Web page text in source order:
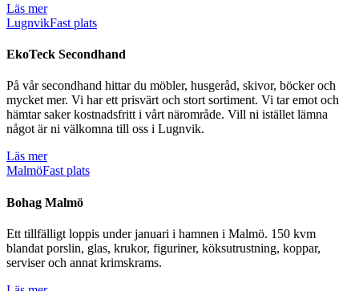
Läs mer
LugnvikFast plats
EkoTeck Secondhand
På vår secondhand hittar du möbler, husgeråd, skivor, böcker och
mycket mer. Vi har ett prisvärt och stort sortiment. Vi tar emot och
hämtar saker kostnadsfritt i vårt närområde. Vill ni istället lämna
något är ni välkomna till oss i Lugnvik.
Läs mer
MalmöFast plats
Bohag Malmö
Ett tillfälligt loppis under januari i hamnen i Malmö. 150 kvm
blandat porslin, glas, krukor, figuriner, köksutrustning, koppar,
serviser och annat krimskrams.